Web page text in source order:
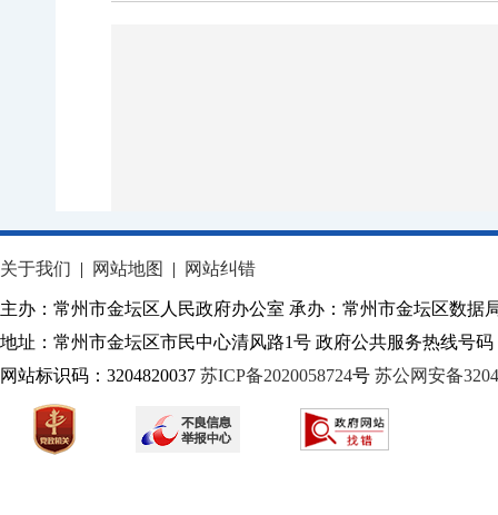
关于我们 | 网站地图 | 网站纠错
主办：常州市金坛区人民政府办公室 承办：常州市金坛区数据
地址：常州市金坛区市民中心清风路1号 政府公共服务热线号码
网站标识码：3204820037 苏ICP备2020058724号 苏公网安备